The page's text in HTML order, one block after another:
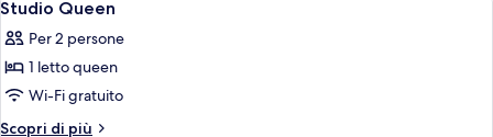
tutte
le
foto
per
Studio
Studio Queen
Per 2 persone
1 letto queen
Wi-Fi gratuito
Scopri di più
Altri